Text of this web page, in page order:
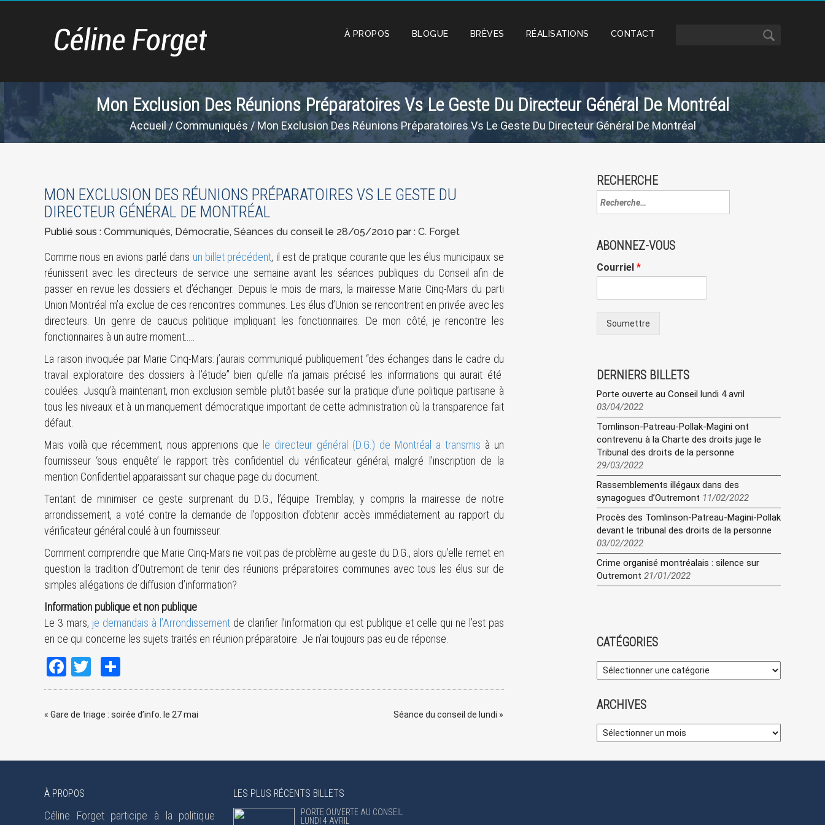
À PROPOS BLOGUE BRÈVES RÉALISATIONS CONTACT
Mon Exclusion Des Réunions Préparatoires Vs Le Geste Du Directeur Général De Montréal
Accueil/Communiqués/ Mon Exclusion Des Réunions Préparatoires Vs Le Geste Du Directeur Général De Montréal
MON EXCLUSION DES RÉUNIONS PRÉPARATOIRES VS LE GESTE DU
DIRECTEUR GÉNÉRAL DE MONTRÉAL
Publié sous : Communiqués, Démocratie, Séances du conseil le 28/05/2010 par : C. Forget
Comme nous en avions parlé dans un billet précédent, il est de pratique courante que les élus municipaux se
réunissent avec les directeurs de service une semaine avant les séances publiques du Conseil afin de
passer en revue les dossiers et d’échanger. Depuis le mois de mars, la mairesse Marie Cinq-Mars du parti
Union Montréal m’a exclue de ces rencontres communes. Les élus d’Union se rencontrent en privée avec les
directeurs. Un genre de caucus politique impliquant les fonctionnaires. De mon côté, je rencontre les
fonctionnaires à un autre moment…..
La raison invoquée par Marie Cinq-Mars: j’aurais communiqué publiquement “des échanges dans le cadre du
travail exploratoire des dossiers à l’étude” bien qu’elle n’a jamais précisé les informations qui aurait été
coulées. Jusqu’à maintenant, mon exclusion semble plutôt basée sur la pratique d’une politique partisane à
tous les niveaux et à un manquement démocratique important de cette administration où la transparence fait
défaut.
Mais voilà que récemment, nous apprenions que le directeur général (D.G.) de Montréal a transmis à un
fournisseur ‘sous enquête’ le rapport très confidentiel du vérificateur général, malgré l’inscription de la
mention Confidentiel apparaissant sur chaque page du document.
Tentant de minimiser ce geste surprenant du D.G., l’équipe Tremblay, y compris la mairesse de notre
arrondissement, a voté contre la demande de l’opposition d’obtenir accès immédiatement au rapport du
vérificateur général coulé à un fournisseur.
Comment comprendre que Marie Cinq-Mars ne voit pas de problème au geste du D.G., alors qu’elle remet en
question la tradition d’Outremont de tenir des réunions préparatoires communes avec tous les élus sur de
simples allégations de diffusion d’information?
Information publique et non publique
Le 3 mars, je demandais à l’Arrondissement de clarifier l’information qui est publique et celle qui ne l’est pas
en ce qui concerne les sujets traités en réunion préparatoire. Je n’ai toujours pas eu de réponse.
FacebookTwitter
« Gare de triage : soirée d’info. le 27 mai Séance du conseil de lundi »
RECHERCHE
ABONNEZ-VOUS
Courriel *
Soumettre
DERNIERS BILLETS
Porte ouverte au Conseil lundi 4 avril
03/04/2022
Tomlinson-Patreau-Pollak-Magini ont
contrevenu à la Charte des droits juge le
Tribunal des droits de la personne
29/03/2022
Rassemblements illégaux dans des
synagogues d’Outremont 11/02/2022
Procès des Tomlinson-Patreau-Magini-Pollak
devant le tribunal des droits de la personne
03/02/2022
Crime organisé montréalais : silence sur
Outremont 21/01/2022
CATÉGORIES
ARCHIVES
À PROPOS
Céline Forget participe à la politique
LES PLUS RÉCENTS BILLETS
PORTE OUVERTE AU CONSEIL
LUNDI 4 AVRIL